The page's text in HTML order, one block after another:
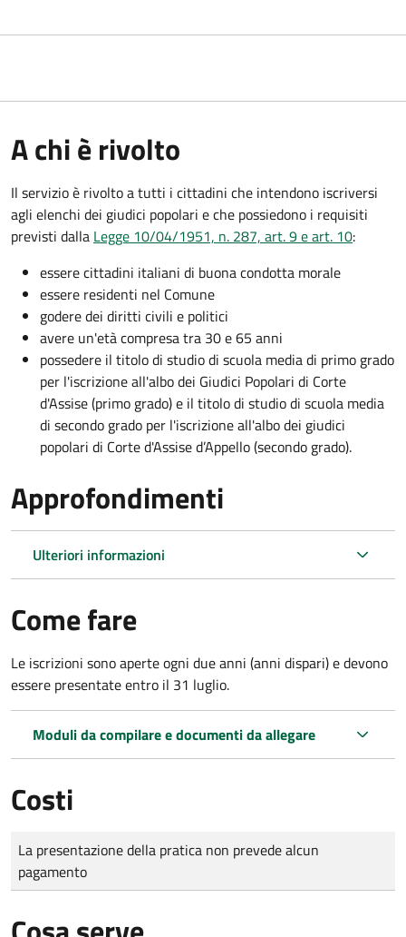
A chi è rivolto
Il servizio è rivolto a tutti i cittadini che intendono iscriversi
agli elenchi dei giudici popolari e che possiedono i requisiti
previsti dalla Legge 10/04/1951, n. 287, art. 9 e art. 10:
essere cittadini italiani di buona condotta morale
essere residenti nel Comune
godere dei diritti civili e politici
avere un'età compresa tra 30 e 65 anni
possedere il titolo di studio di scuola media di primo grado
per l'iscrizione all'albo dei Giudici Popolari di Corte
d'Assise (primo grado) e il titolo di studio di scuola media
di secondo grado per l'iscrizione all'albo dei giudici
popolari di Corte d'Assise d’Appello (secondo grado).
Approfondimenti
Ulteriori informazioni
Come fare
Le iscrizioni sono aperte ogni due anni (anni dispari) e devono
essere presentate entro il 31 luglio.
Moduli da compilare e documenti da allegare
Costi
Tipo di pagamento
Importo
La presentazione della pratica non prevede alcun
pagamento